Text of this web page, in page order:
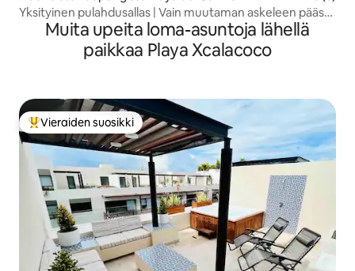
Yksityinen pulahdusallas | Vain muutaman askeleen päässä
rannalta ja 5th Avenuelta
Muita upeita loma-asuntoja lähellä
paikkaa Playa Xcalacoco
Vieraiden suosikkien parhaimmistoa
Vieraiden suosikki